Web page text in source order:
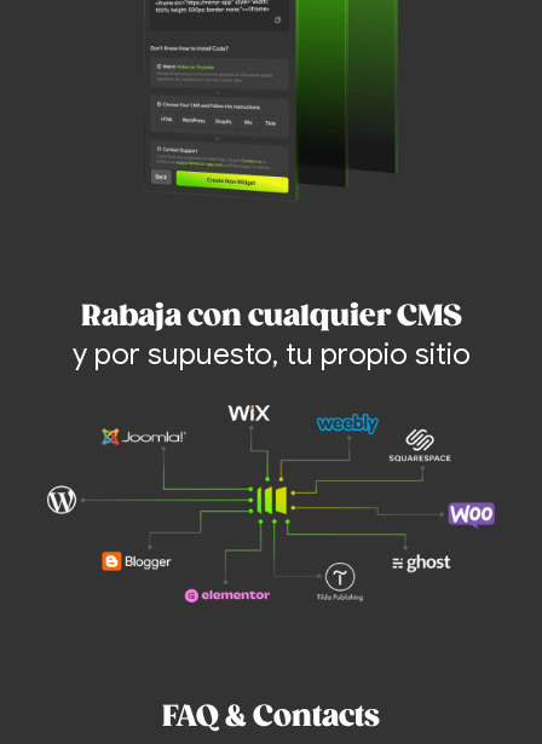
Rabaja con cualquier CMS
y por supuesto, tu propio sitio
FAQ & Contacts